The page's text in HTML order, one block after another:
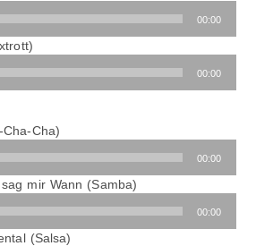
00:00
00:00
Cha)
00:00
mir Wann (Samba)
00:00
(Salsa)